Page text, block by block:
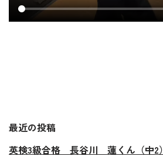
最近の投稿
英検3級合格 長谷川 蓮くん（中2）